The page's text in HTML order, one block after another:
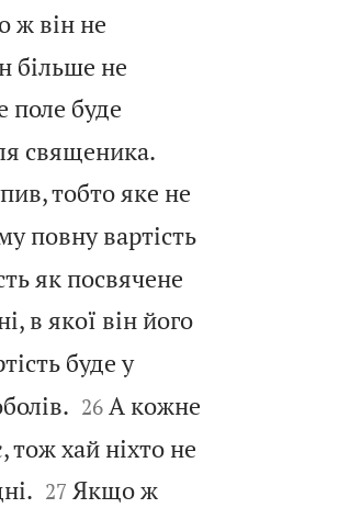
ж він не
більше не
поле буде
священика.
тобто яке не
повну вартість
як посвячене
в якої він його
буде у

26 А кожне
тож хай ніхто не

27 Якщо ж